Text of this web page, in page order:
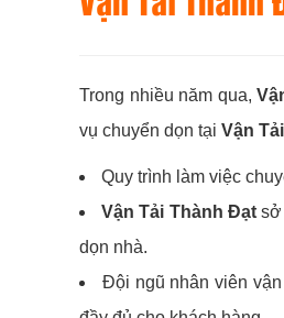
Trong nhiều năm qua,
vụ chuyển dọn tại Vận
Quy trình làm việc
Vận Tải Thành Đạtsở
dọn nhà.
Đội ngũ nhân viên